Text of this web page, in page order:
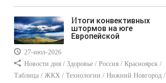
Итоги конвективных
штормов на юге
Европейской
27-июл-2026
Новости дня / Здоровье / Россия / Красноярск /
Таблица / ЖКХ / Технологии / Нижний Новгород /